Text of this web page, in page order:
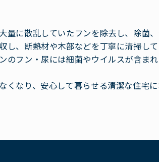
量に散乱していたフンを除去し、除菌、
し、断熱材や木部などを丁寧に清掃して
のフン・尿には細菌やウイルスが含ま
くなり、安心して暮らせる清潔な住宅に